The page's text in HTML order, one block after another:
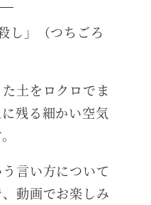
し」（つちごろ
土をロクロでま
残る細かい空気
言い方について
動画でお楽しみ